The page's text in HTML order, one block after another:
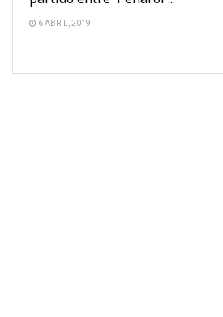
6 ABRIL, 2019